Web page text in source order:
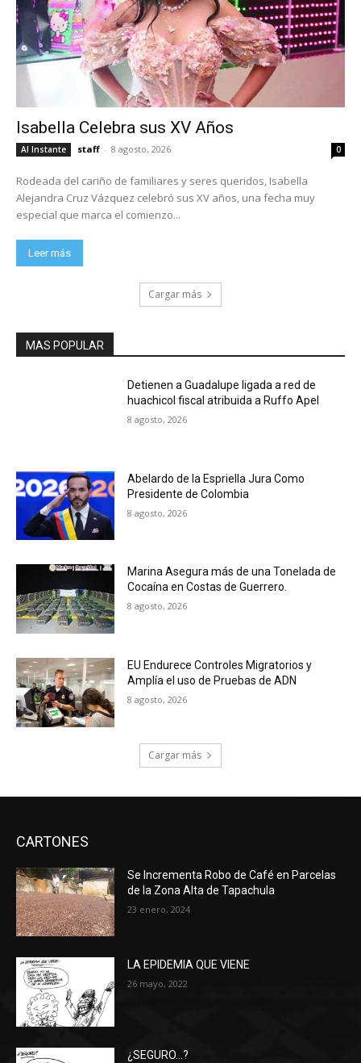
Isabella Celebra sus XV Años
Al Instante staff - 8 agosto, 2026 0
Rodeada del cariño de familiares y seres queridos, Isabella
Alejandra Cruz Vázquez celebró sus XV años, una fecha muy
especial que marca el comienzo...
Leer más
Cargar más
MAS POPULAR
Detienen a Guadalupe ligada a red de
huachicol fiscal atribuida a Ruffo Apel
8 agosto, 2026
Abelardo de la Espriella Jura Como
Presidente de Colombia
8 agosto, 2026
Marina Asegura más de una Tonelada de
Cocaína en Costas de Guerrero.
8 agosto, 2026
EU Endurece Controles Migratorios y
Amplía el uso de Pruebas de ADN
8 agosto, 2026
Cargar más
CARTONES
Se Incrementa Robo de Café en Parcelas
de la Zona Alta de Tapachula
23 enero, 2024
LA EPIDEMIA QUE VIENE
26 mayo, 2022
¿SEGURO…?